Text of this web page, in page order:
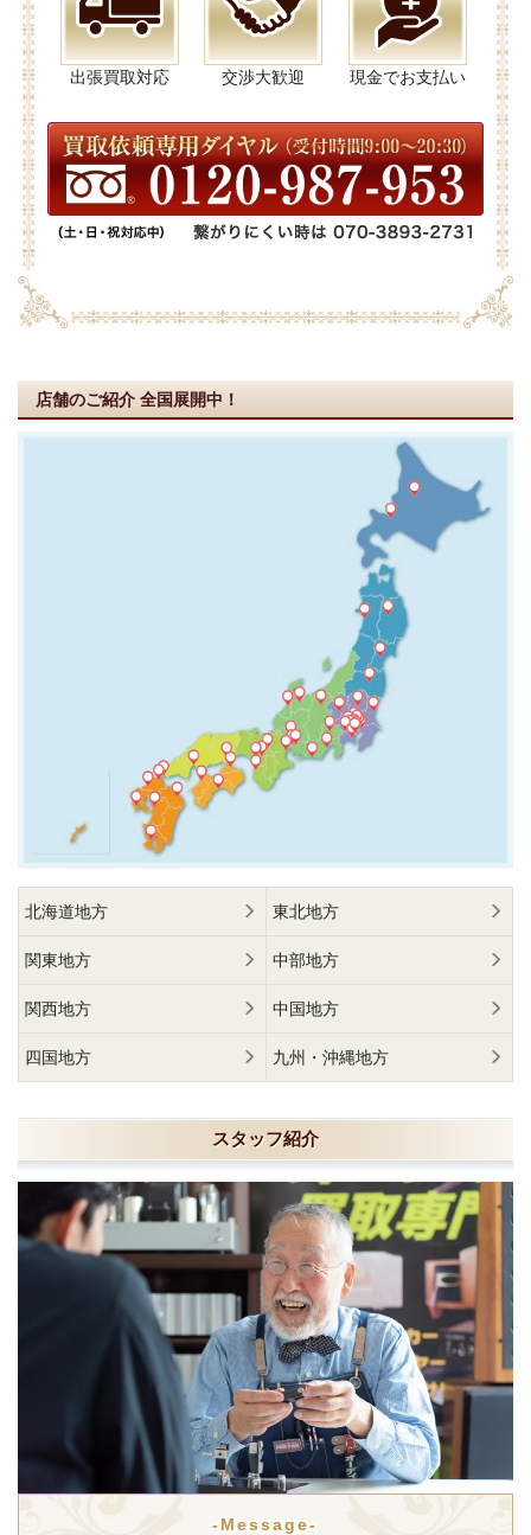
出張買取対応 交渉大歓迎 現金でお支払い
店舗のご紹介 全国展開中！
北海道地方 東北地方
関東地方 中部地方
関西地方 中国地方
四国地方 九州・沖縄地方
スタッフ紹介
-Message-